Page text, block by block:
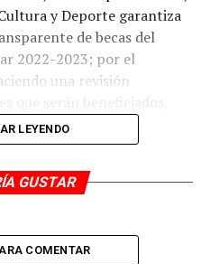
y Deporte garantiza
de becas del
2022-2023; por el
una revisión
llegue a quien
seamos justos, que
apoyo”, dijo la directora del
LEYENDO
GUSTAR
COMENTAR